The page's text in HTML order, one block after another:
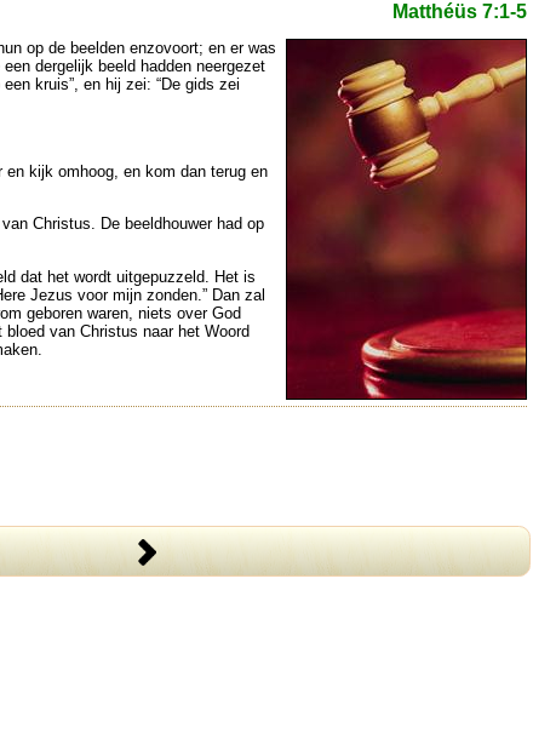
Matthéüs 7:1-5
op de beelden enzovoort; en er was
dergelijk beeld hadden neergezet
kruis”, en hij zei: “De gids zei
en kijk omhoog, en kom dan terug en
Christus. De beeldhouwer had op
dat het wordt uitgepuzzeld. Het is
Jezus voor mijn zonden.” Dan zal
geboren waren, niets over God
van Christus naar het Woord